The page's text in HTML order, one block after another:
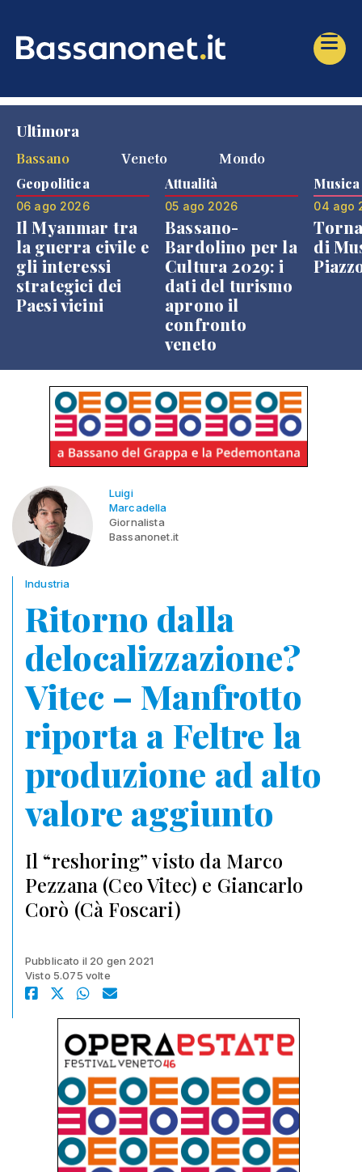
Ultimora
Bassano
Veneto Mondo
Geopolitica
06 ago 2026
Il Myanmar tra
la guerra civile e
gli interessi
strategici dei
Paesi vicini
Attualità
05 ago 2026
Bassano-
Bardolino per la
Cultura 2029: i
dati del turismo
aprono il
confronto
veneto
Musica
04 ago
di
Luigi
Marcadella
Giornalista
Bassanonet.it
Industria
Ritorno dalla
delocalizzazione?
Vitec – Manfrotto
riporta a Feltre la
produzione ad alto
valore aggiunto
Il “reshoring” visto da Marco
Pezzana (Ceo Vitec) e Giancarlo
Corò (Cà Foscari)
Pubblicato il 20 gen 2021
Visto 5.075 volte